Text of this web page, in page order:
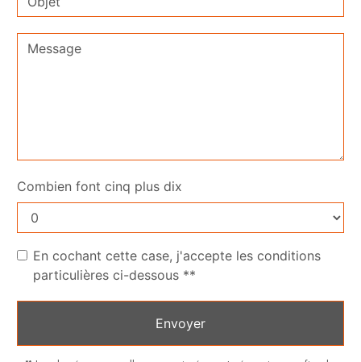
Combien font cinq plus dix
En cochant cette case, j'accepte les conditions
particulières ci-dessous **
Envoyer